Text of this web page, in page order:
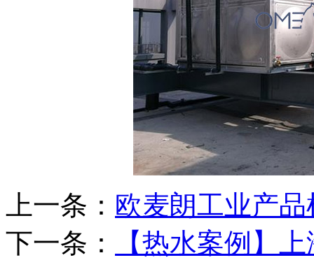
上一条： 欧麦朗工业产
下一条：
【热水案例】